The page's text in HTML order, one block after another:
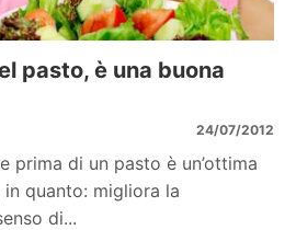
pasto, è una buona
24/07/2012
prima di un pasto è un’ottima
quanto: migliora la
di...